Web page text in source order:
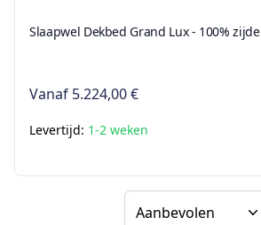
Slaapwel Dekbed Grand Lux - 100% zijde
Vanaf 5.224,00 €
Levertijd: 1-2 weken
Sorteer op